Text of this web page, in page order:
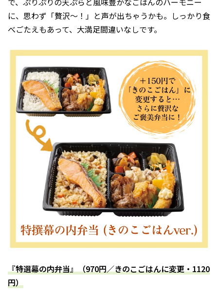
に、思わず「贅沢〜！」と声が出ちゃうかも。しっかり食
べごたえもあって、大満足間違いなしです。
『特選幕の内弁当』（970円／きのこごはんに変更・1120
円）